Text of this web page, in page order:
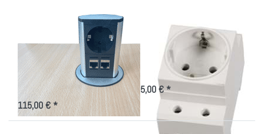
Versenkbarer Strom-
und
Netzwerkanschluss
230V Versorgung und
Netzwerkschlüsse in der
Deckplatte
115,00 € *
Einbausteckdose 1-
fach für Hutschiene
Steckdose offen für die 19 Zoll
Schutzschalterleiste
5,00 € *